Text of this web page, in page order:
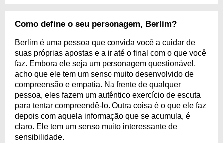
Como define o seu personagem, Berlim?
Berlim é uma pessoa que convida você a cuidar de
suas próprias apostas e a ir até o final com o que você
faz. Embora ele seja um personagem questionável,
acho que ele tem um senso muito desenvolvido de
compreensão e empatia. Na frente de qualquer
pessoa, eles fazem um autêntico exercício de escuta
para tentar compreendê-lo. Outra coisa é o que ele faz
depois com aquela informação que se acumula, é
claro. Ele tem um senso muito interessante de
sensibilidade.